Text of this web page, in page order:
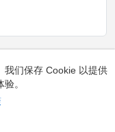
我们保存 Cookie 以提供
。